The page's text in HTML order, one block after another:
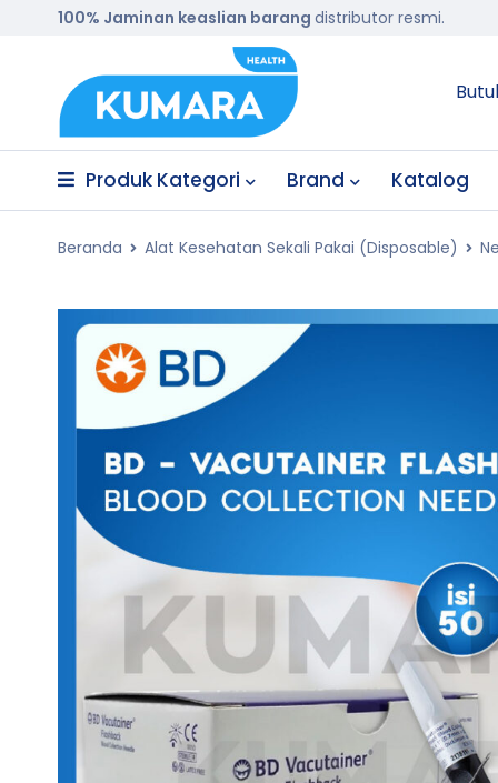
100% Jaminan keaslian barang distributor resmi.
Produk Kategori Brand Katalog
Beranda Alat Kesehatan Sekali Pakai (Disposable)